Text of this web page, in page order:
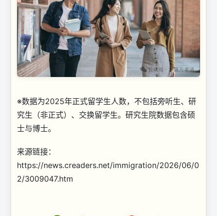
※数据为2025年正式留学生人数，不包括旁听生、研
究生（非正式）、交换留学生。研究生院数据包含硕
士与博士。
来源链接：
https://news.creaders.net/immigration/2026/06/0
2/3009047.htm